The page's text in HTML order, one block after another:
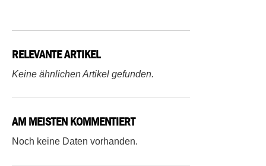
RELEVANTE ARTIKEL
Keine ähnlichen Artikel gefunden.
AM MEISTEN KOMMENTIERT
Noch keine Daten vorhanden.